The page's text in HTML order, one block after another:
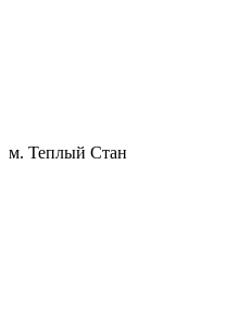
м. Теплый Стан